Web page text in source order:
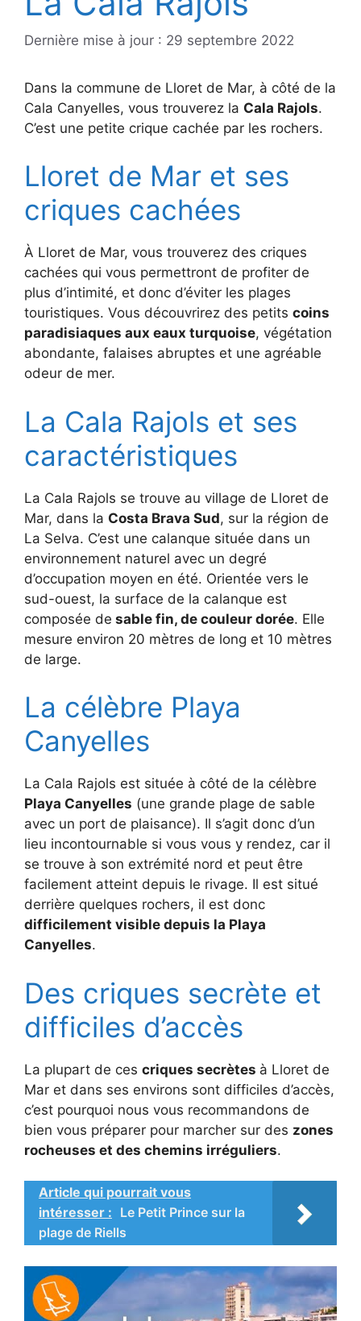
Dernière mise à jour : 29 septembre 2022
Dans la commune de Lloret de Mar, à côté de la
Cala Canyelles, vous trouverez la Cala Rajols.
C’est une petite crique cachée par les rochers.
Lloret de Mar et ses
criques cachées
À Lloret de Mar, vous trouverez des criques
cachées qui vous permettront de profiter de
plus d’intimité, et donc d’éviter les plages
touristiques. Vous découvrirez des petits coins
paradisiaques aux eaux turquoise, végétation
abondante, falaises abruptes et une agréable
odeur de mer.
La Cala Rajols et ses
caractéristiques
La Cala Rajols se trouve au village de Lloret de
Mar, dans la Costa Brava Sud, sur la région de
La Selva. C’est une calanque située dans un
environnement naturel avec un degré
d’occupation moyen en été. Orientée vers le
sud-ouest, la surface de la calanque est
composée de sable fin, de couleur dorée. Elle
mesure environ 20 mètres de long et 10 mètres
de large.
La célèbre Playa
Canyelles
La Cala Rajols est située à côté de la célèbre
Playa Canyelles (une grande plage de sable
avec un port de plaisance). Il s’agit donc d’un
lieu incontournable si vous vous y rendez, car il
se trouve à son extrémité nord et peut être
facilement atteint depuis le rivage. Il est situé
derrière quelques rochers, il est donc
difficilement visible depuis la Playa
Canyelles.
Des criques secrète et
difficiles d’accès
La plupart de ces criques secrètes à Lloret de
Mar et dans ses environs sont difficiles d’accès,
c’est pourquoi nous vous recommandons de
bien vous préparer pour marcher sur des zones
rocheuses et des chemins irréguliers.
Article qui pourrait vous
intéresser : Le Petit Prince sur la
plage de Riells